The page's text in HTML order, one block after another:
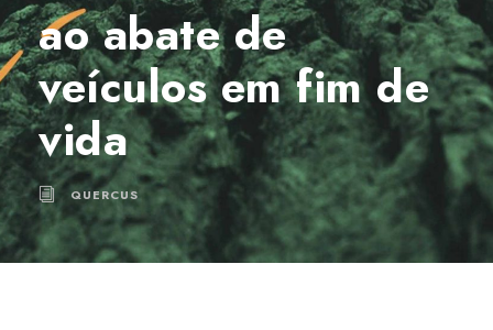
ao abate de
veículos em fim de
vida
QUERCUS